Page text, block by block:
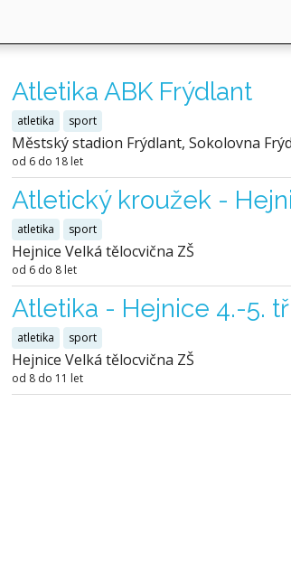
Atletika ABK Frýdlant
atletika sport
Městský stadion Frýdlant, Sokolovna
od 6 do 18 let
Atletický kroužek -
atletika sport
Hejnice Velká tělocvična ZŠ
od 6 do 8 let
Atletika - Hejnice 4.-5.
atletika sport
Hejnice Velká tělocvična ZŠ
od 8 do 11 let